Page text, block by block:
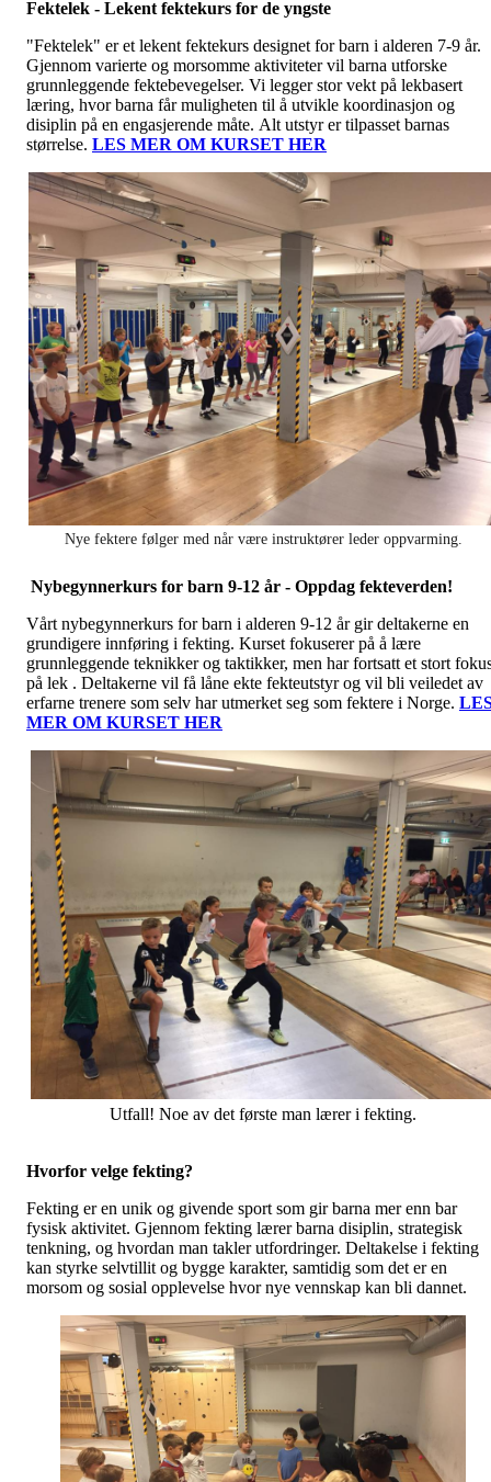
Fektelek - Lekent fektekurs for de yngste
"Fektelek" er et lekent fektekurs designet for barn i alderen 7-9 år.
Gjennom varierte og morsomme aktiviteter vil barna utforske
grunnleggende fektebevegelser. Vi legger stor vekt på lekbasert
læring, hvor barna får muligheten til å utvikle koordinasjon og
disiplin på en engasjerende måte. Alt utstyr er tilpasset barnas
størrelse. LES MER OM KURSET HER
Nye fektere følger med når være instruktører leder oppvarming.
Nybegynnerkurs for barn 9-12 år - Oppdag fekteverden!
Vårt nybegynnerkurs for barn i alderen 9-12 år gir deltakerne en
grundigere innføring i fekting. Kurset fokuserer på å lære
grunnleggende teknikker og taktikker, men har fortsatt et stort
på lek . Deltakerne vil få låne ekte fekteutstyr og vil bli veiledet av
erfarne trenere som selv har utmerket seg som fektere i Norge.
MER OM KURSET HER
Utfall! Noe av det første man lærer i fekting.
Hvorfor velge fekting?
Fekting er en unik og givende sport som gir barna mer enn bar
fysisk aktivitet. Gjennom fekting lærer barna disiplin, strategisk
tenkning, og hvordan man takler utfordringer. Deltakelse i fekting
kan styrke selvtillit og bygge karakter, samtidig som det er en
morsom og sosial opplevelse hvor nye vennskap kan bli dannet.